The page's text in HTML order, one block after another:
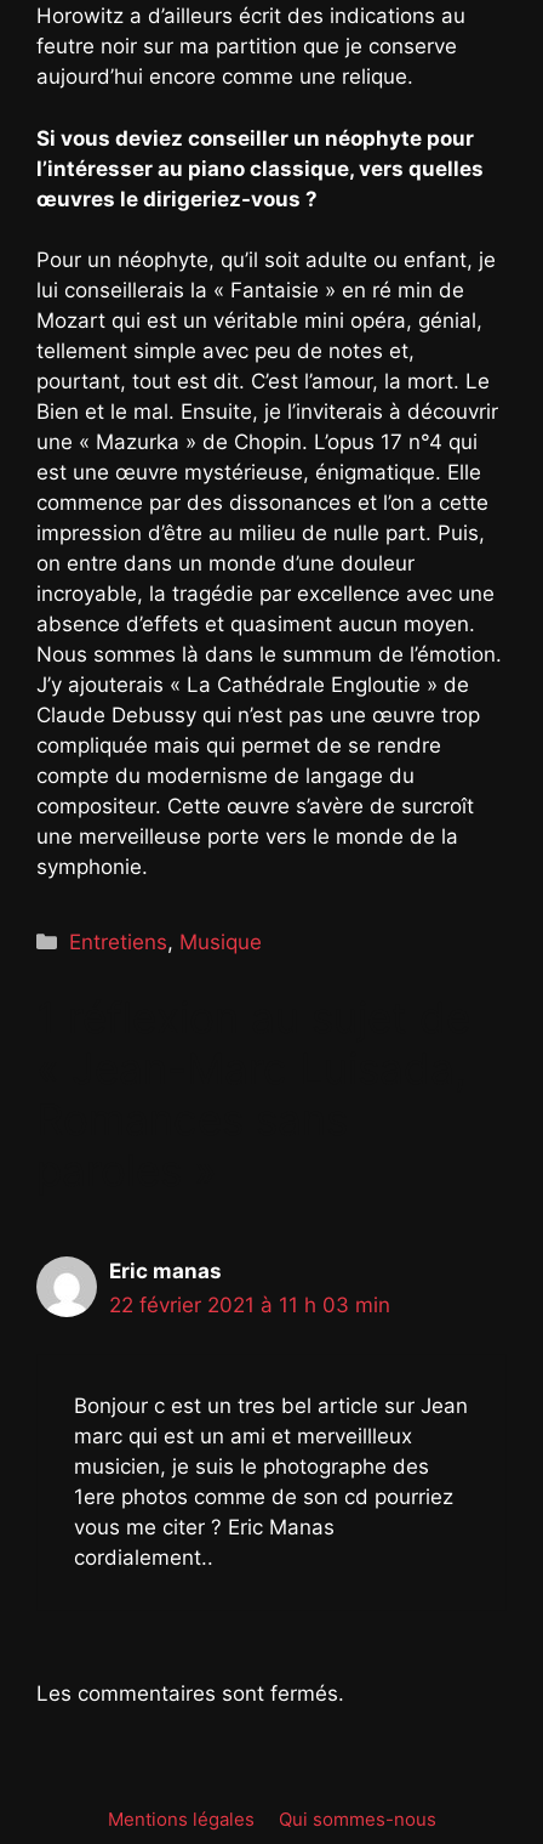
Horowitz a d’ailleurs écrit des indications au
feutre noir sur ma partition que je conserve
aujourd’hui encore comme une relique.
Si vous deviez conseiller un néophyte pour
l’intéresser au piano classique, vers quelles
œuvres le dirigeriez-vous ?
Pour un néophyte, qu’il soit adulte ou enfant, je
lui conseillerais la « Fantaisie » en ré min de
Mozart qui est un véritable mini opéra, génial,
tellement simple avec peu de notes et,
pourtant, tout est dit. C’est l’amour, la mort. Le
Bien et le mal. Ensuite, je l’inviterais à découvrir
une « Mazurka » de Chopin. L’opus 17 n°4 qui
est une œuvre mystérieuse, énigmatique. Elle
commence par des dissonances et l’on a cette
impression d’être au milieu de nulle part. Puis,
on entre dans un monde d’une douleur
incroyable, la tragédie par excellence avec une
absence d’effets et quasiment aucun moyen.
Nous sommes là dans le summum de l’émotion.
J’y ajouterais « La Cathédrale Engloutie » de
Claude Debussy qui n’est pas une œuvre trop
compliquée mais qui permet de se rendre
compte du modernisme de langage du
compositeur. Cette œuvre s’avère de surcroît
une merveilleuse porte vers le monde de la
symphonie.
Catégories
Entretiens, Musique
Eric manas
22 février 2021 à 11 h 03 min
Bonjour c est un tres bel article sur Jean
marc qui est un ami et merveillleux
musicien, je suis le photographe des
1ere photos comme de son cd pourriez
vous me citer ? Eric Manas
cordialement..
Les commentaires sont fermés.
Mentions légales Qui sommes-nous